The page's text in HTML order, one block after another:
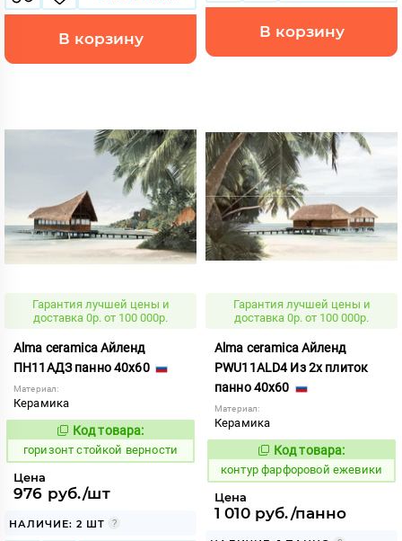
В корзину В корзину
Гарантия лучшей цены и
доставка 0р. от 100 000р.
Alma ceramica Айленд
ПН11АДЗ панно 40x60
Материал:
Керамика
309131
Код товара:
горизонт стойкой верности
Цена
976 руб./шт
НАЛИЧИЕ: 2 ШТ
Гарантия лучшей цены и
доставка 0р. от 100 000р.
Alma ceramica Айленд
PWU11ALD4 Из 2х плиток
панно 40x60
Материал:
Керамика
763899
Код товара:
контур фарфоровой ежевики
Цена
1 010 руб./панно